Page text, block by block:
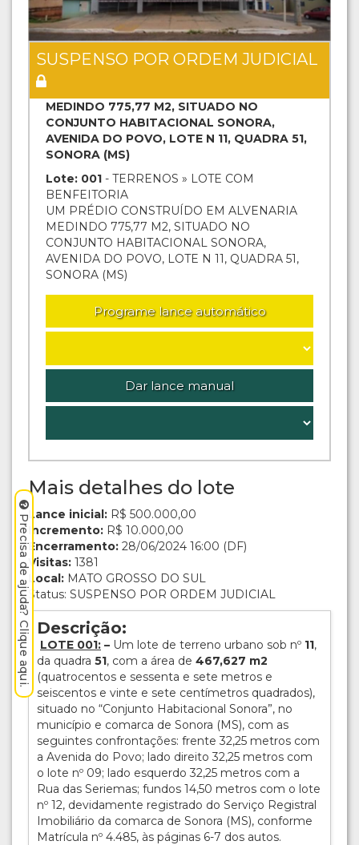
SUSPENSO POR ORDEM JUDICIAL
UM PRÉDIO CONSTRUÍDO EM ALVENARIA
MEDINDO 775,77 M2, SITUADO NO
CONJUNTO HABITACIONAL SONORA,
AVENIDA DO POVO, LOTE N 11, QUADRA 51,
SONORA (MS)
Lote: 001 - TERRENOS » LOTE COM
BENFEITORIA
UM PRÉDIO CONSTRUÍDO EM ALVENARIA
MEDINDO 775,77 M2, SITUADO NO
CONJUNTO HABITACIONAL SONORA,
AVENIDA DO POVO, LOTE N 11, QUADRA 51,
SONORA (MS)
Programe lance automático
Dar lance manual
Mais detalhes do lote
Lance inicial: R$ 500.000,00
Incremento: R$ 10.000,00
Encerramento: 28/06/2024 16:00 (DF)
Visitas: 1381
Local: MATO GROSSO DO SUL
Status: SUSPENSO POR ORDEM JUDICIAL
Descrição:
LOTE 001: – Um lote de terreno urbano sob nº 11,
da quadra 51, com a área de 467,627 m2
(quatrocentos e sessenta e sete metros e
seiscentos e vinte e sete centímetros quadrados),
situado no “Conjunto Habitacional Sonora”, no
município e comarca de Sonora (MS), com as
seguintes confrontações: frente 32,25 metros com
a Avenida do Povo; lado direito 32,25 metros com
o lote nº 09; lado esquerdo 32,25 metros com a
Rua das Seriemas; fundos 14,50 metros com o lote
nº 12, devidamente registrado do Serviço Registral
Imobiliário da comarca de Sonora (MS), conforme
Matrícula nº 4.485, às páginas 6-7 dos autos.
Precisa de ajuda? Clique aqui.